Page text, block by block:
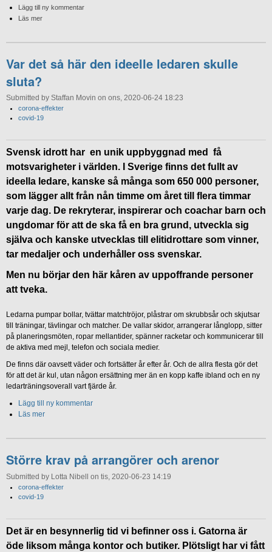
Lägg till ny kommentar
Läs mer
Var det så här den ideelle ledaren skulle
sluta?
Submitted by Staffan Movin on ons, 2020-06-24 18:23
corona-effekter
covid-19
Svensk idrott har en unik uppbyggnad med få
motsvarigheter i världen. I Sverige finns det fullt av
ideella ledare, kanske så många som 650 000 personer,
som lägger allt från nån timme om året till flera timmar
varje dag. De rekryterar, inspirerar och coachar barn och
ungdomar för att de ska få en bra grund, utveckla sig
själva och kanske utvecklas till elitidrottare som vinner,
tar medaljer och underhåller oss svenskar.
Men nu börjar den här kåren av uppoffrande personer
att tveka.
Ledarna pumpar bollar, tvättar matchtröjor, plåstrar om skrubbsår och skjutsar
till träningar, tävlingar och matcher. De vallar skidor, arrangerar långlopp, sitter
på planeringsmöten, ropar mellantider, spänner racketar och kommunicerar till
de aktiva med mejl, telefon och sociala medier.
De finns där oavsett väder och fortsätter år efter år. Och de allra flesta gör det
för att det är kul, utan någon ersättning mer än en kopp kaffe ibland och en ny
ledarträningsoverall vart fjärde år.
Lägg till ny kommentar
Läs mer
Större krav på arrangörer och arenor
Submitted by Lotta Nibell on tis, 2020-06-23 14:19
corona-effekter
covid-19
Det är en besynnerlig tid vi befinner oss i. Gatorna är
öde liksom många kontor och butiker. Plötsligt har vi fått